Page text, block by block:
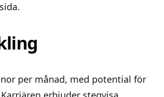
per månad, med potential för